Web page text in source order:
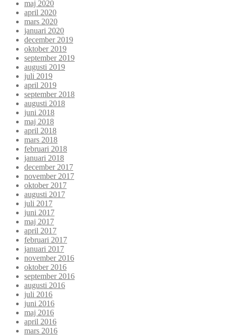
maj 2020
april 2020
mars 2020
januari 2020
december 2019
oktober 2019
september 2019
augusti 2019
juli 2019
april 2019
september 2018
augusti 2018
juni 2018
maj 2018
april 2018
mars 2018
februari 2018
januari 2018
december 2017
november 2017
oktober 2017
augusti 2017
juli 2017
juni 2017
maj 2017
april 2017
februari 2017
januari 2017
november 2016
oktober 2016
september 2016
augusti 2016
juli 2016
juni 2016
maj 2016
april 2016
mars 2016